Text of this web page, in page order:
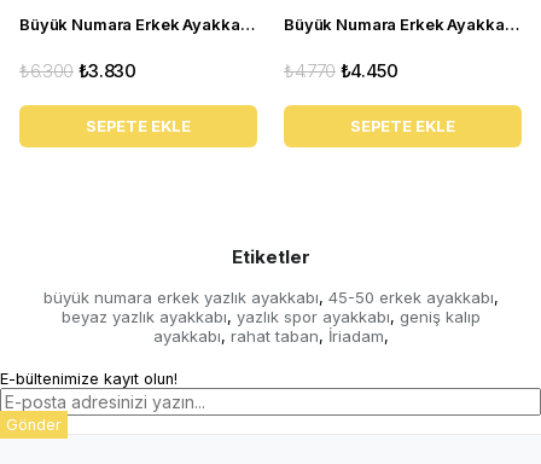
Büyük Numara Erkek Ayakkabı S946 Siyah Deri
₺3.830
₺6.300
SEPETE EKLE
Büyük Numara Erkek Ayakkabı CS941 Kahve
₺4.450
₺4.770
SEPETE EKLE
Etiketler
büyük numara erkek yazlık ayakkabı, 45-50 erkek ayakkabı,
beyaz yazlık ayakkabı, yazlık spor ayakkabı, geniş kalıp
ayakkabı, rahat taban, İriadam,
E-bültenimize kayıt olun!
Gönder